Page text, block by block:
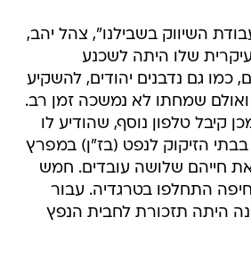
השיווק בשבילנו", צהל יהב,
שלו היתה לשכנע
כמו גם נדבנים יהודים, להשקיע
שמחתו לא נמשכה זמן רב.
קיבל טלפון נוסף, שהודיע לו
הזיקוק לנפט (בז"ן) במפרץ
חייהם שלושה עובדים. חמש
התחלפו בטרגדיה. עבור
היתה תזכורת לחבית הנפץ